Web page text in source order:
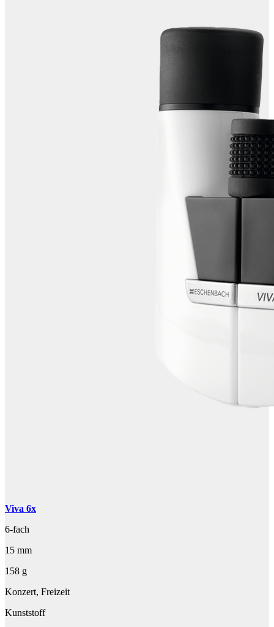
Viva 6x
6-fach
15 mm
158 g
Konzert, Freizeit
Kunststoff